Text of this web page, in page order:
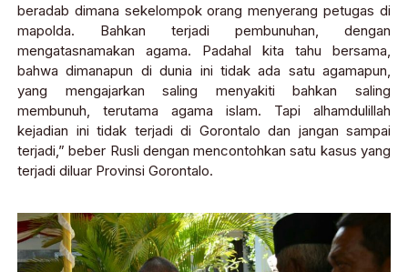
beradab dimana sekelompok orang menyerang petugas di
mapolda. Bahkan terjadi pembunuhan, dengan
mengatasnamakan agama. Padahal kita tahu bersama,
bahwa dimanapun di dunia ini tidak ada satu agamapun,
yang mengajarkan saling menyakiti bahkan saling
membunuh, terutama agama islam. Tapi alhamdulillah
kejadian ini tidak terjadi di Gorontalo dan jangan sampai
terjadi,” beber Rusli dengan mencontohkan satu kasus yang
terjadi diluar Provinsi Gorontalo.